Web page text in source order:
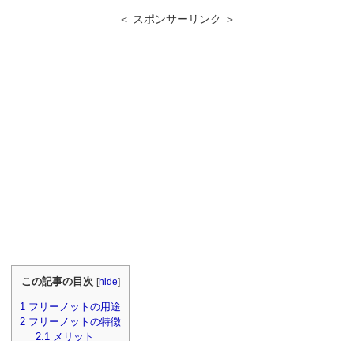
＜ スポンサーリンク ＞
この記事の目次 [hide]
1 フリーノットの用途
2 フリーノットの特徴
2.1 メリット